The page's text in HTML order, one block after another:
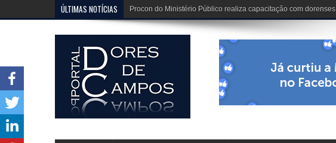
ÚLTIMAS NOTÍCIAS Procon do Ministério Público realiza capacitação com dorenses